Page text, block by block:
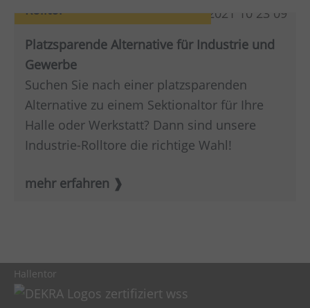
Rolltor
Platzsparende Alternative für Industrie und
Gewerbe
Suchen Sie nach einer platzsparenden
Alternative zu einem Sektionaltor für Ihre
Halle oder Werkstatt? Dann sind unsere
Industrie-Rolltore die richtige Wahl!
mehr erfahren
Hallentor